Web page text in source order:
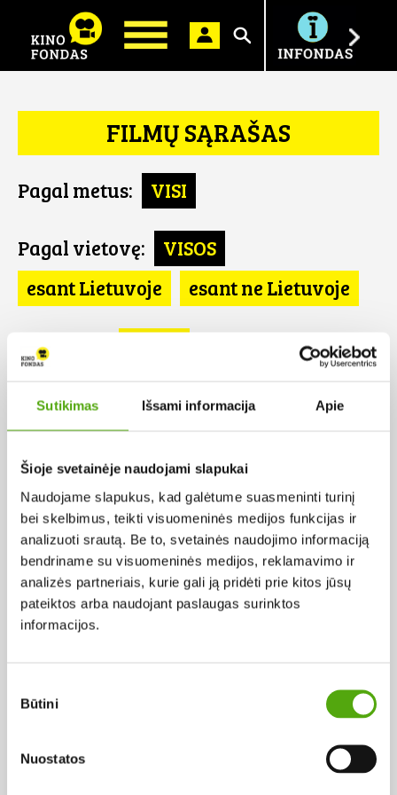
Sutikimas Išsami informacija Apie
Šioje svetainėje naudojami slapukai
Naudojame slapukus, kad galėtume suasmeninti turinį
bei skelbimus, teikti visuomeninės medijos funkcijas ir
analizuoti srautą. Be to, svetainės naudojimo informaciją
bendriname su visuomeninės medijos, reklamavimo ir
analizės partneriais, kurie gali ją pridėti prie kitos jūsų
pateiktos arba naudojant paslaugas surinktos
informacijos.
pasirinkimas
Būtini
Nuostatos
Ieškoti
FILMŲ SĄRAŠAS
Pagal metus: VISI
Pagal vietovę:
VISOS
esant Lietuvoje
esant ne Lietuvoje
Pagal šalį:
SLOVĖNIJA
Pagal abėcėlę:
Rezultatų nerasta...
Projekto partneris